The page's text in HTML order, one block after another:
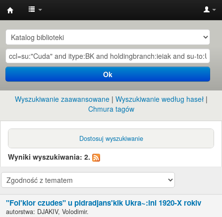
Instytut
Etnologii
i
Antropologii
Kulturowej
UW
Ok
Wyszukiwanie zaawansowane
Wyszukiwanie według haseł
Chmura tagów
Dostosuj wyszukiwanie
Wyniki wyszukiwania: 2.
"Fol'klor czudes" u pidradjans'kik Ukra~:ini 1920-X rokiv
autorstwa: DJAKIV, Volodimir.